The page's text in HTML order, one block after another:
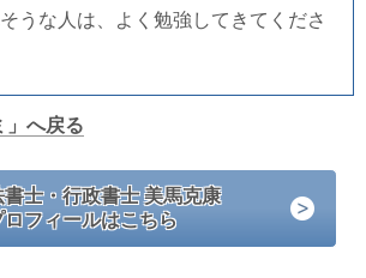
うな人は、よく勉強してきてくださ
」へ戻る
士・行政書士 美馬克康
フィールはこちら